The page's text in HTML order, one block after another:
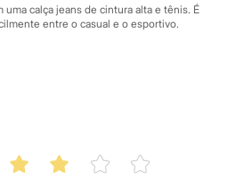
calça jeans de cintura alta e tênis. É
entre o casual e o esportivo.